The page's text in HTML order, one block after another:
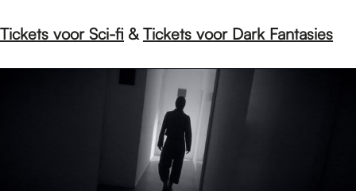
Tickets voor Sci-fi &Tickets voor Dark Fantasies